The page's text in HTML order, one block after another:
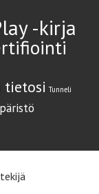
-kirja
tietosi Tunneli